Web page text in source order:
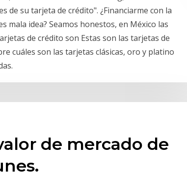
de su tarjeta de crédito". ¿Financiarme con la
mala idea? Seamos honestos, en México las
de crédito son Estas son las tarjetas de
cuáles son las tarjetas clásicas, oro y platino
de mercado de